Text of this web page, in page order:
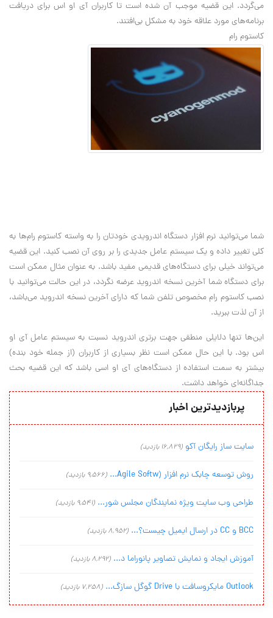
می‌گردد. این قضیه موجب آن شده است تا کاربران آی او اس برای دریافت
برنامه‌های مورد علاقه خود به مشکل بی‌افتند.
کاستوم رام
شما می‌توانید نرم افزار دستگاه اندرویدی خودتان را به واسته کاستوم رام‌ها به
کلی تغییر داده و یک سیستم عامل جدیدی را بر روی آن نصب کنید. این قضیه
می‌تواند خیلی برای دستگاه‌های قدیمی مفید باشد. به عنوان مثال ممکن است
برای دستگاه شما آخرین نسخه اندروید عرضه نگردد، در این حالت می‌توانید با
نصب کاستوم رام مخصوص تلفن شما که دارای آخرین نسخه اندروید می‌باشد،
از آن لذت ببرید.
این‌ها تنها دلایلی منطقی جهت برتری اندروید نسبت به سیستم عامل آی او
اس بود. با این حال ممکن است نظر بسیاری از کاربران (از جمله خود بنده)
بیشتر به سمت استفاده از دستگاه‌های آی او اسی باشد که این قضیه بحث
جداگانه‌ای خواهد داشت.
پربازدیدترین اخبار
سایت ساز رایگان آکو (16,829 بازدید)
روش توسعه چابک نرم افزار (Agile Softw... (9,566 بازدید)
طراحی وب سایت ویژه نمایندگان مجلس شور... (9,541 بازدید)
BCC و CC در ارسال ایمیل چیست؟... (8,952 بازدید)
آموزش ایجاد و نمایش تصاویر پانوراما د... (8,292 بازدید)
Outlook مایکروسافت با Drive گوگل سازگ... (7,258 بازدید)